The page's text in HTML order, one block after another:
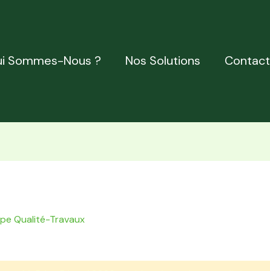
Sommes-Nous ? Nos Solutions Contact
Qualité-Travaux